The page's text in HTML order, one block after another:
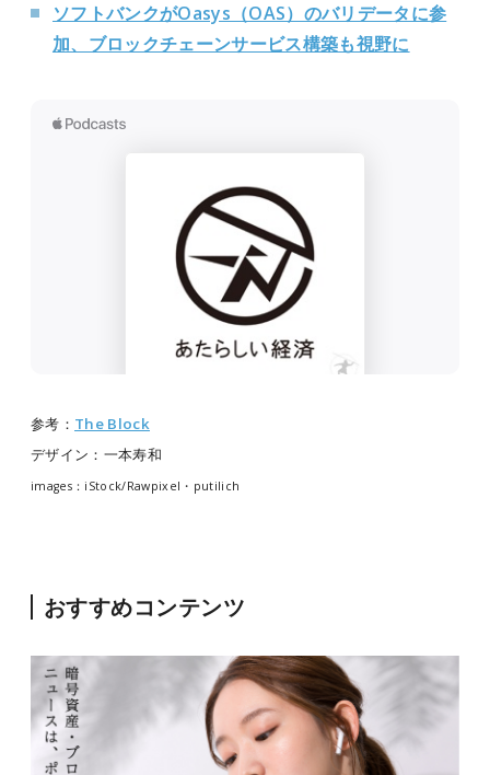
ソフトバンクがOasys（OAS）のバリデータに参
加、ブロックチェーンサービス構築も視野に
参考： The Block
デザイン：一本寿和
images：iStock/Rawpixel・putilich
おすすめコンテンツ